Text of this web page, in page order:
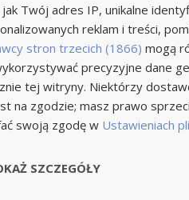
jak Twój adres IP, unikalne
reklam i treści,
stron trzecich (1866) mogą
precyzyjne dane
tej witryny. Niektórzy
na zgodzie; masz prawo
swoją zgodę w Ustawieniach
SZCZEGÓŁY